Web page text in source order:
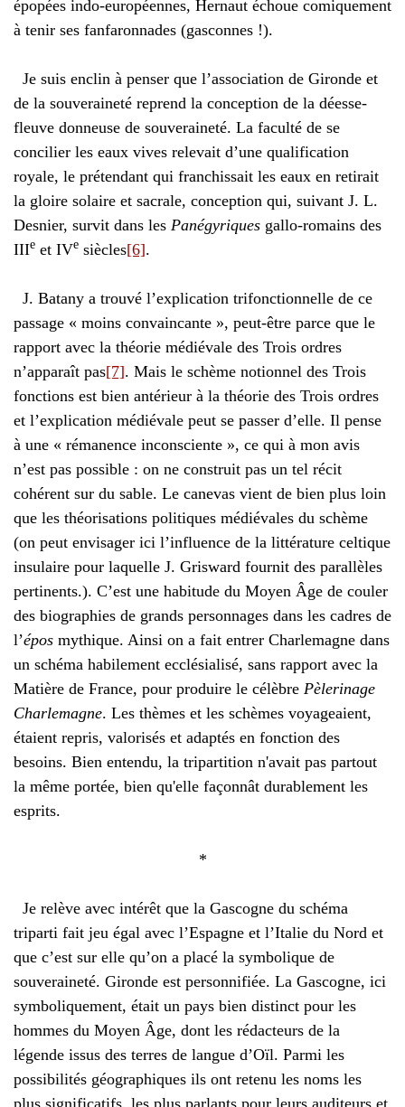
épopées indo-européennes, Hernaut échoue comiquement
à tenir ses fanfaronnades (gasconnes !).
Je suis enclin à penser que l’association de Gironde et
de la souveraineté reprend la conception de la déesse-
fleuve donneuse de souveraineté. La faculté de se
concilier les eaux vives relevait d’une qualification
royale, le prétendant qui franchissait les eaux en retirait
la gloire solaire et sacrale, conception qui, suivant J. L.
Desnier, survit dans les Panégyriques gallo-romains des
IIIe et IVe siècles[6].
J. Batany a trouvé l’explication trifonctionnelle de ce
passage « moins convaincante », peut-être parce que le
rapport avec la théorie médiévale des Trois ordres
n’apparaît pas[7]. Mais le schème notionnel des Trois
fonctions est bien antérieur à la théorie des Trois ordres
et l’explication médiévale peut se passer d’elle. Il pense
à une « rémanence inconsciente », ce qui à mon avis
n’est pas possible : on ne construit pas un tel récit
cohérent sur du sable. Le canevas vient de bien plus loin
que les théorisations politiques médiévales du schème
(on peut envisager ici l’influence de la littérature celtique
insulaire pour laquelle J. Grisward fournit des parallèles
pertinents.). C’est une habitude du Moyen Âge de couler
des biographies de grands personnages dans les cadres de
l’épos mythique. Ainsi on a fait entrer Charlemagne dans
un schéma habilement ecclésialisé, sans rapport avec la
Matière de France, pour produire le célèbre Pèlerinage
Charlemagne. Les thèmes et les schèmes voyageaient,
étaient repris, valorisés et adaptés en fonction des
besoins. Bien entendu, la tripartition n'avait pas partout
la même portée, bien qu'elle façonnât durablement les
esprits.
*
Je relève avec intérêt que la Gascogne du schéma
triparti fait jeu égal avec l’Espagne et l’Italie du Nord et
que c’est sur elle qu’on a placé la symbolique de
souveraineté. Gironde est personnifiée. La Gascogne, ici
symboliquement, était un pays bien distinct pour les
hommes du Moyen Âge, dont les rédacteurs de la
légende issus des terres de langue d’Oïl. Parmi les
possibilités géographiques ils ont retenu les noms les
plus significatifs, les plus parlants pour leurs auditeurs et